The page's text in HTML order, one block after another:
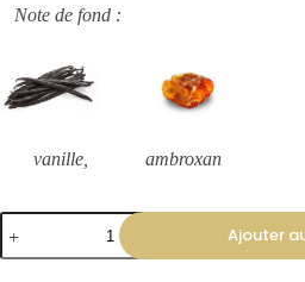
Note de fond :
vanille, ambroxan
Ajouter